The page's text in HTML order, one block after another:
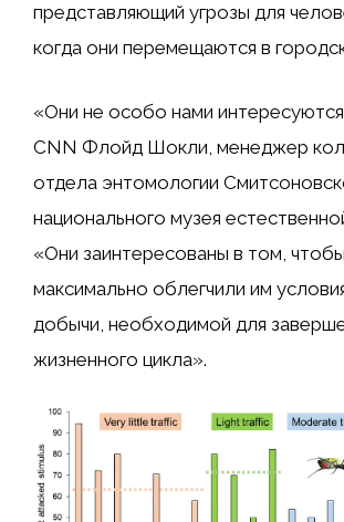
представляющий угрозы для
когда они перемещаются в
«Они не особо нами
CNN Флойд Шокли, менеджер
отдела энтомологии
национального музея
«Они заинтересованы в том,
максимально облегчили им
добычи, необходимой для
жизненного цикла».